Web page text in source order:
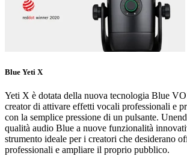
Blue Yeti X
Yeti X è dotata della nuova tecnologia Blue
creator di attivare effetti vocali professionali e
con la semplice pressione di un pulsante.
qualità audio Blue a nuove funzionalità
strumento ideale per i creatori che desiderano
professionali e ampliare il proprio pubblico.